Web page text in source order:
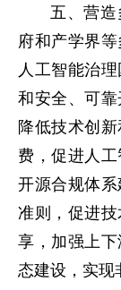
五、营
府和产学界
人工智能治
和安全、可
降低技术创
费，促进人
开源合规体
准则，促进
享，加强上
态建设，实现